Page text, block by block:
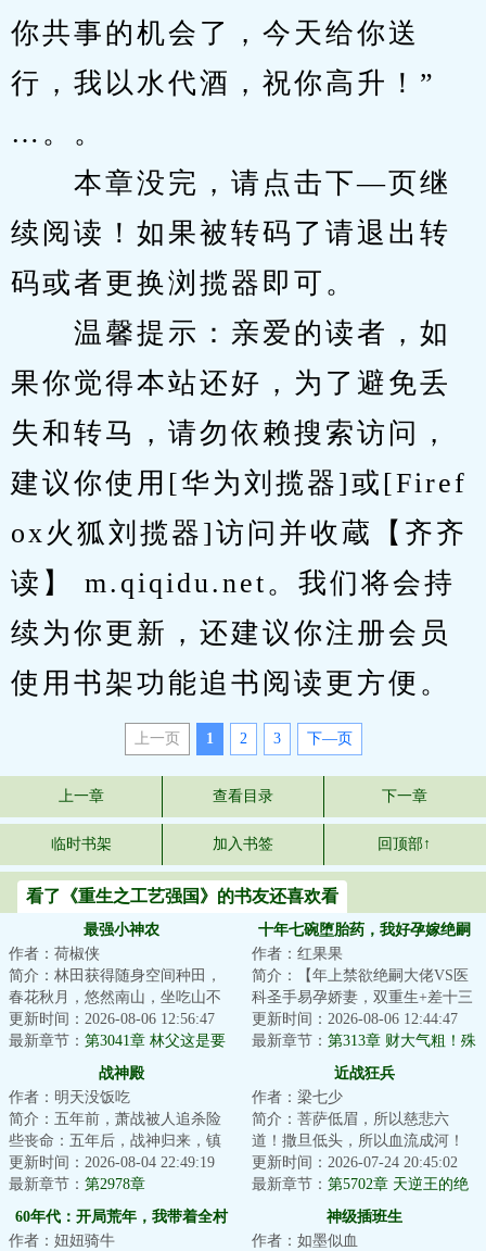
你共事的机会了，今天给你送
行，我以水代酒，祝你高升！”
…。。
本章没完，请点击下—页继
续阅读！如果被转码了请退出转
码或者更换浏揽器即可。
温馨提示：亲爱的读者，如
果你觉得本站还好，为了避免丢
失和转马，请勿依赖搜索访问，
建议你使用[华为刘揽器]或[Firef
ox火狐刘揽器]访问并收蔵【齐齐
读】 m.qiqidu.net。我们将会持
续为你更新，还建议你注册会员
使用书架功能追书阅读更方便。
上一页 1 2 3 下—页
上一章 查看目录 下一章
临时书架 加入书签 回顶部↑
看了《重生之工艺强国》的书友还喜欢看
最强小神农
作者：荷椒侠
简介：林田获得随身空间种田，
春花秋月，悠然南山，坐吃山不
空。他只想过好自己的小日子，
实力却不允许他...
更新时间：2026-08-06 12:56:47
最新章节： 第3041章 林父这是要
十年七碗堕胎药，我好孕嫁绝嗣
他悔疯了
作者：红果果
简介：【年上禁欲绝嗣大佬VS医
科圣手易孕娇妻，双重生+差十三
岁+打脸虐渣+渣夫火葬场】
&lt;br/&gt; 苏婉...
更新时间：2026-08-06 12:44:47
最新章节： 第313章 财大气粗！殊
战神殿
作者：明天没饭吃
简介：五年前，萧战被人追杀险
些丧命：五年后，战神归来，镇
压世间一切宵小。...
更新时间：2026-08-04 22:49:19
最新章节： 第2978章
近战狂兵
作者：梁七少
简介：菩萨低眉，所以慈悲六
道！撒旦低头，所以血流成河！
以撒旦之名，专职杀戮，他要当
最强的那个男人！...
更新时间：2026-07-24 20:45:02
最新章节： 第5702章 天逆王的绝
60年代：开局荒年，我带着全村
吃肉
作者：妞妞骑牛
神级插班生
作者：如墨似血